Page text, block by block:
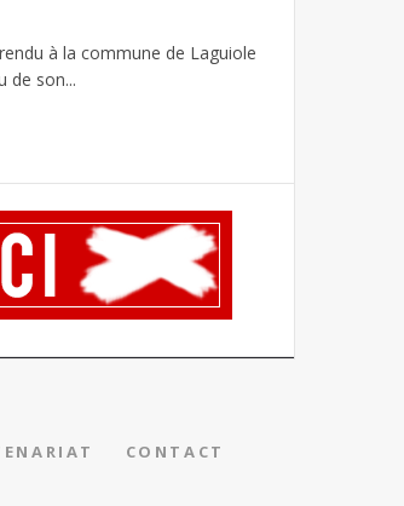
à la commune de Laguiole
de son...
CONTACT